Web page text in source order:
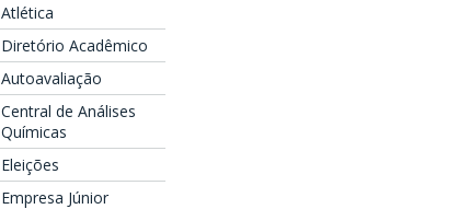
Atlética
Diretório Acadêmico
Autoavaliação
Central de Análises
Químicas
Eleições
Empresa Júnior